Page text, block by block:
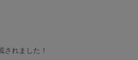
されました！